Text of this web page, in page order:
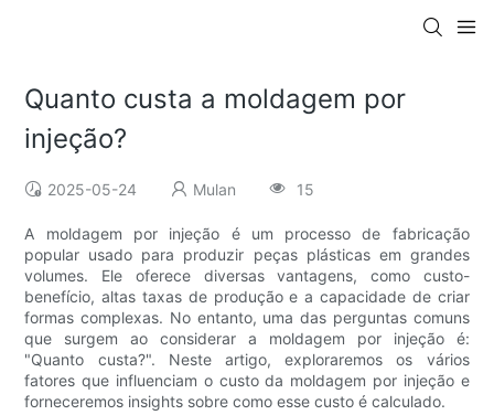
Quanto custa a moldagem por
injeção?
2025-05-24 Mulan 15
A moldagem por injeção é um processo de fabricação
popular usado para produzir peças plásticas em grandes
volumes. Ele oferece diversas vantagens, como custo-
benefício, altas taxas de produção e a capacidade de criar
formas complexas. No entanto, uma das perguntas comuns
que surgem ao considerar a moldagem por injeção é:
"Quanto custa?". Neste artigo, exploraremos os vários
fatores que influenciam o custo da moldagem por injeção e
forneceremos insights sobre como esse custo é calculado.